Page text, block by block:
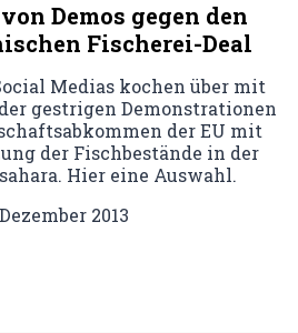
Demos gegen den
Fischerei-Deal
Medias kochen über mit
gestrigen Demonstrationen
der EU mit
der Fischbestände in der
Hier eine Auswahl.
2013